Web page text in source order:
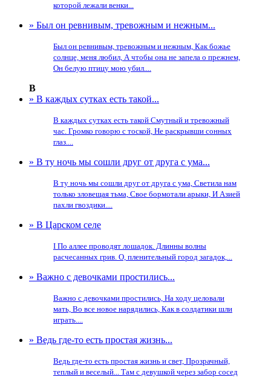
которой лежали венки...
» Был он ревнивым, тревожным и нежным...
Был он ревнивым, тревожным и нежным, Как божье
солнце, меня любил, А чтобы она не запела о прежнем,
Он белую птицу мою убил....
В
» В каждых сутках есть такой...
В каждых сутках есть такой Смутный и тревожный
час. Громко говорю с тоской, Не раскрывши сонных
глаз....
» В ту ночь мы сошли друг от друга с ума...
В ту ночь мы сошли друг от друга с ума, Светила нам
только зловещая тьма, Свое бормотали арыки, И Азией
пахли гвоздики....
» В Царском селе
I По аллее проводят лошадок. Длинны волны
расчесанных грив. О, пленительный город загадок,...
» Важно с девочками простились...
Важно с девочками простились, На ходу целовали
мать, Во все новое нарядились, Как в солдатики шли
играть....
» Ведь где-то есть простая жизнь...
Ведь где-то есть простая жизнь и свет, Прозрачный,
теплый и веселый... Там с девушкой через забор сосед